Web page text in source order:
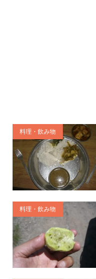
料理・飲み物
料理・飲み物